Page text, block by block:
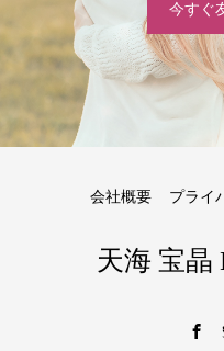
今すぐ
会社概要 プライ
天海 宝晶